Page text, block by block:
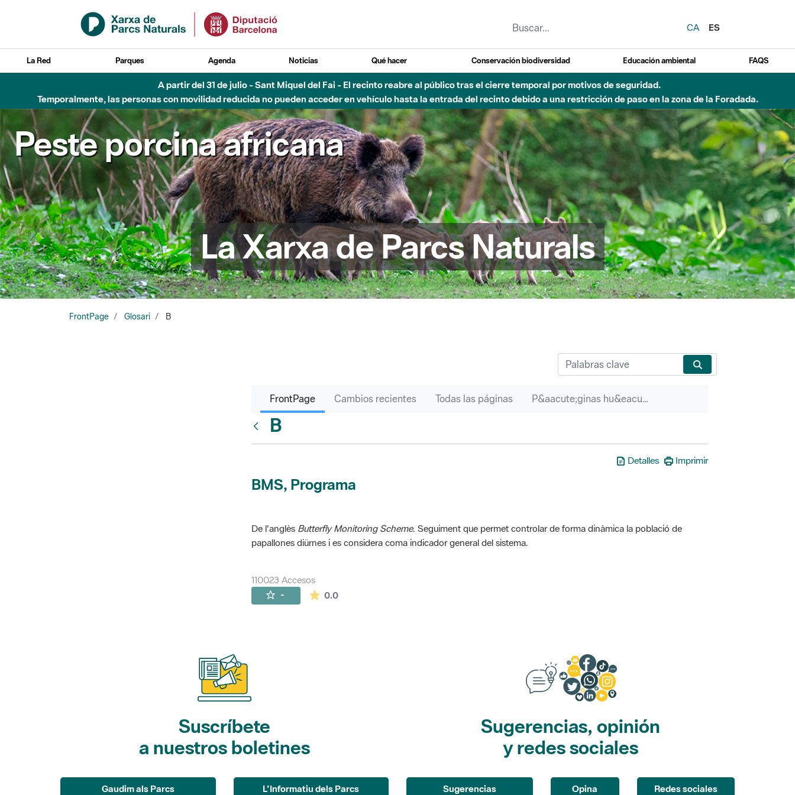
Saltar al contenido principal
CA
ES
La Red Parques Agenda Noticias Qué hacer Conservación biodiversidad Educación ambiental FAQS
A partir del 31 de julio - Sant Miquel del Fai - El recinto reabre al público tras el cierre temporal por motivos de seguridad.
Temporalmente, las personas con movilidad reducida no pueden acceder en vehículo hasta la entrada del recinto debido a una restricción de paso en la zona de la Foradada.
Peste porcina africana
La Xarxa de Parcs Naturals
FrontPage Glosari B
FrontPage Cambios recientes Todas las páginas P&aacute;ginas hu&eacute;rfanas
B
Detalles Imprimir
BMS, Programa
De l'anglès Butterfly Monitoring Scheme. Seguiment que permet controlar de forma dinàmica la població de
papallones diürnes i es considera coma indicador general del sistema.
110023 Accesos
- 0.0La valoración media es de 0 estrellas de 5.
Suscríbete
a nuestros boletines
Gaudim als Parcs L'Informatiu dels Parcs
Sugerencias, opinión
y redes sociales
Sugerencias Opina Redes sociales